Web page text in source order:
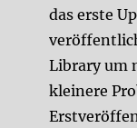
das erste
Library um
kleinere